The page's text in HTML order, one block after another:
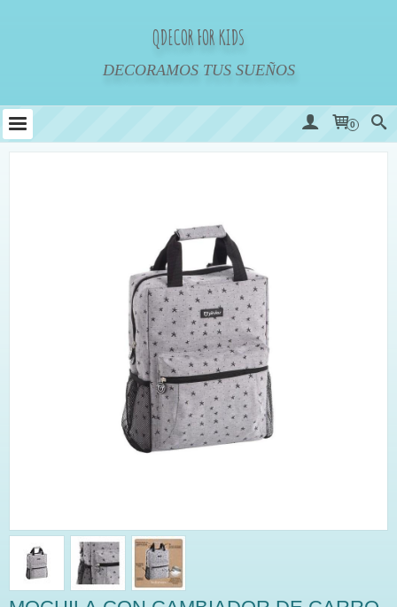
QDECOR FOR KIDS
DECORAMOS TUS SUEÑOS
0